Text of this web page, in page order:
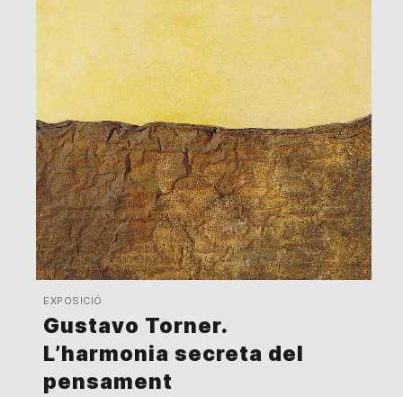
EXPOSICIÓ
Gustavo Torner.
L’harmonia secreta del
pensament